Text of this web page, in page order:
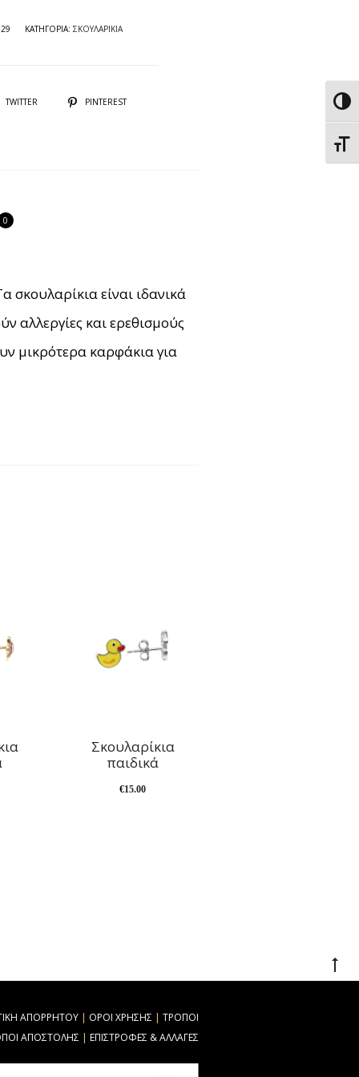
ΚΑΤΗΓΟΡΙΑ: ΣΚΟΥΛΑΡΙΚΙΑ
TWITTER PINTEREST
0
είναι ιδανικά
αλλεργίες και ερεθισμούς
μικρότερα καρφάκια για
Σκουλαρίκια
παιδικά
€15.00
ΑΠΟΡΡΗΤΟΥ | ΟΡΟΙ ΧΡΗΣΗΣ | ΤΡΟΠΟΙ
ΑΠΟΣΤΟΛΗΣ | ΕΠΙΣΤΡΟΦΕΣ & ΑΛΛΑΓΕΣ